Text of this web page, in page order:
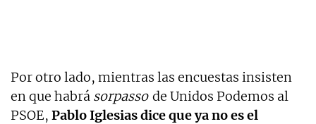
Por otro lado, mientras las encuestas insisten
en que habrá sorpasso de Unidos Podemos al
PSOE, Pablo Iglesias dice que ya no es el